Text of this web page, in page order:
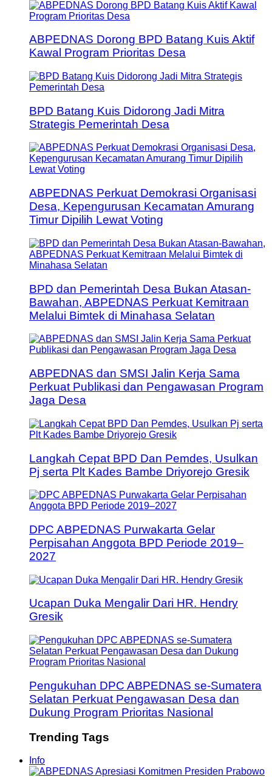
ABPEDNAS Dorong BPD Batang Kuis Aktif
Kawal Program Prioritas Desa
BPD Batang Kuis Didorong Jadi Mitra
Strategis Pemerintah Desa
ABPEDNAS Perkuat Demokrasi Organisasi
Desa, Kepengurusan Kecamatan Amurang
Timur Dipilih Lewat Voting
BPD dan Pemerintah Desa Bukan Atasan-
Bawahan, ABPEDNAS Perkuat Kemitraan
Melalui Bimtek di Minahasa Selatan
ABPEDNAS dan SMSI Jalin Kerja Sama
Perkuat Publikasi dan Pengawasan Program
Jaga Desa
Langkah Cepat BPD Dan Pemdes, Usulkan
Pj serta Plt Kades Bambe Driyorejo Gresik
DPC ABPEDNAS Purwakarta Gelar
Perpisahan Anggota BPD Periode 2019–
2027
Ucapan Duka Mengalir Dari HR. Hendry
Gresik
Pengukuhan DPC ABPEDNAS se-Sumatera
Selatan Perkuat Pengawasan Desa dan
Dukung Program Prioritas Nasional
Trending Tags
Info